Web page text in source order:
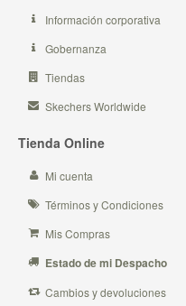
Información corporativa
Gobernanza
Tiendas
Skechers Worldwide
Tienda Online
Mi cuenta
Términos y Condiciones
Mis Compras
Estado de mi Despacho
Cambios y devoluciones